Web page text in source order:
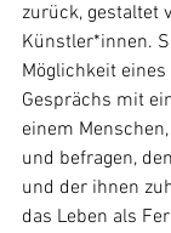
zurück, gestaltet
Künstler*innen.
Möglichkeit
Gesprächs mit
einem
und befragen,
und der ihnen
das Leben als